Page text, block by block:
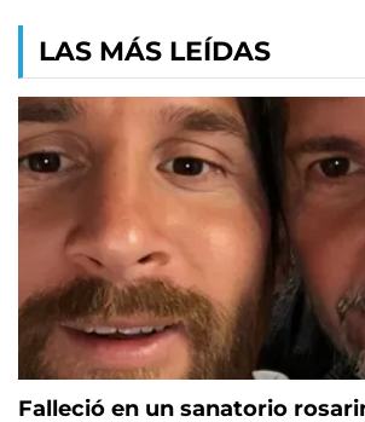
LAS MÁS LEÍDAS
Falleció en un sanatorio